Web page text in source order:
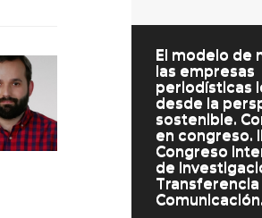
El modelo de
las empresas
periodísticas
desde la
sostenible.
en congreso.
Congreso
de
Transferencia
Comunicación.